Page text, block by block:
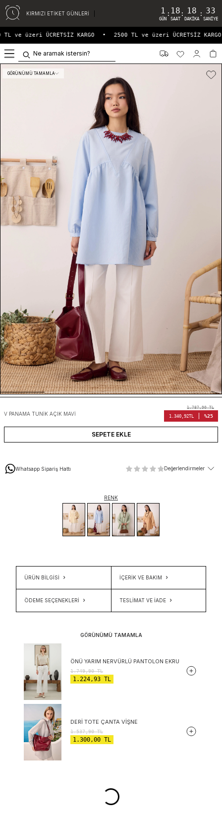
KIRMIZI ETİKET GÜNLERİ 1
GÜN
: 18
SAAT
: 18
DAKIKA
: 33
SANIYE
ve üzeri ÜCRETSİZ KARGO 2500 TL ve üzeri ÜCRETSİZ KARGO
GÖRÜNÜMÜ TAMAMLA
V PANAMA TUNIK AÇIK MAVI
1.787,90TL
1.340,92TL %25
SEPETE EKLE
Whatsapp Sipariş Hattı Değerlendirmeler
RENK
ÜRÜN BİLGİSİ İÇERIK VE BAKIM
ÖDEME SEÇENEKLERI TESLIMAT VE İADE
GÖRÜNÜMÜ TAMAMLA
ÖNÜ YARIM NERVÜRLÜ PANTOLON EKRU
1.749,90TL
1.224,93 TL
DERI TOTE ÇANTA VIŞNE
1.537,90TL
1.300,00 TL